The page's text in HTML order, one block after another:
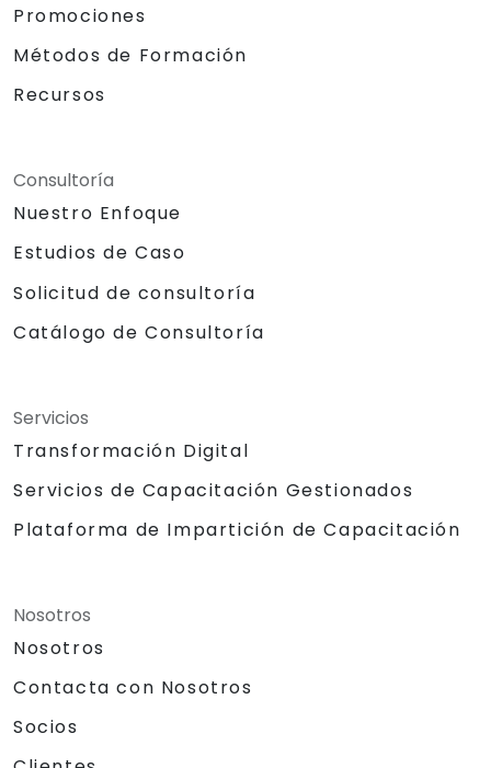
Promociones
Métodos de Formación
Recursos
Consultoría
Nuestro Enfoque
Estudios de Caso
Solicitud de consultoría
Catálogo de Consultoría
Servicios
Transformación Digital
Servicios de Capacitación Gestionados
Plataforma de Impartición de Capacitación
Nosotros
Nosotros
Contacta con Nosotros
Socios